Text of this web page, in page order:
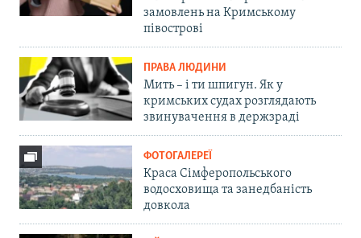
замовлень на Кримському
півострові
ПРАВА ЛЮДИНИ
Мить – і ти шпигун. Як у
кримських судах розглядають
звинувачення в держзраді
ФОТОГАЛЕРЕЇ
Краса Сімферопольського
водосховища та занедбаність
довкола